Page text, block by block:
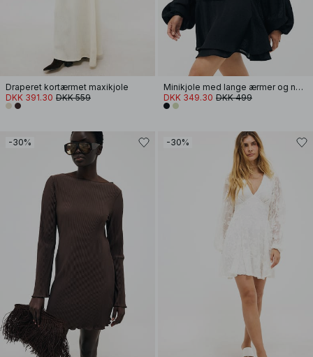
Draperet kortærmet maxikjole
DKK 391.30 DKK 559
Minikjole med lange ærmer og nøglehul
DKK 349.30 DKK 499
-30% -30%